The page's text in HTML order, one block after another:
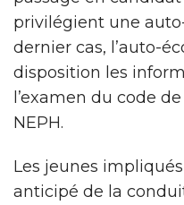
privilégient une
dernier cas, l’auto-
disposition les
l’examen du code
NEPH.
Les jeunes
anticipé de la